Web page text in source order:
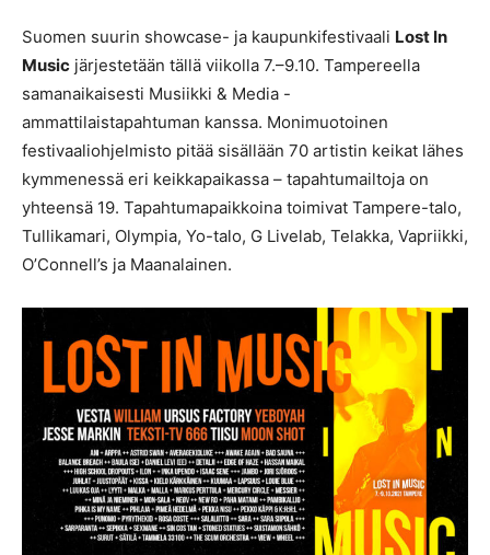
Suomen suurin showcase- ja kaupunkifestivaali Lost In
Music järjestetään tällä viikolla 7.–9.10. Tampereella
samanaikaisesti Musiikki & Media -
ammattilaistapahtuman kanssa. Monimuotoinen
festivaaliohjelmisto pitää sisällään 70 artistin keikat lähes
kymmenessä eri keikkapaikassa – tapahtumailtoja on
yhteensä 19. Tapahtumapaikkoina toimivat Tampere-talo,
Tullikamari, Olympia, Yo-talo, G Livelab, Telakka, Vapriikki,
O’Connell’s ja Maanalainen.